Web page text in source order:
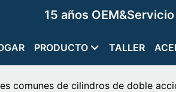
15 años
PRODUCTO TALLER
comunes de cilindros de doble